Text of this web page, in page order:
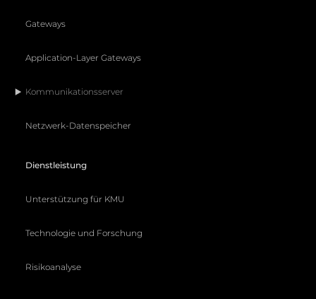
Gateways
Application-Layer Gateways
Kommunikationsserver
Netzwerk-Datenspeicher
Dienstleistung
Unterstützung für KMU
Technologie und Forschung
Risikoanalyse